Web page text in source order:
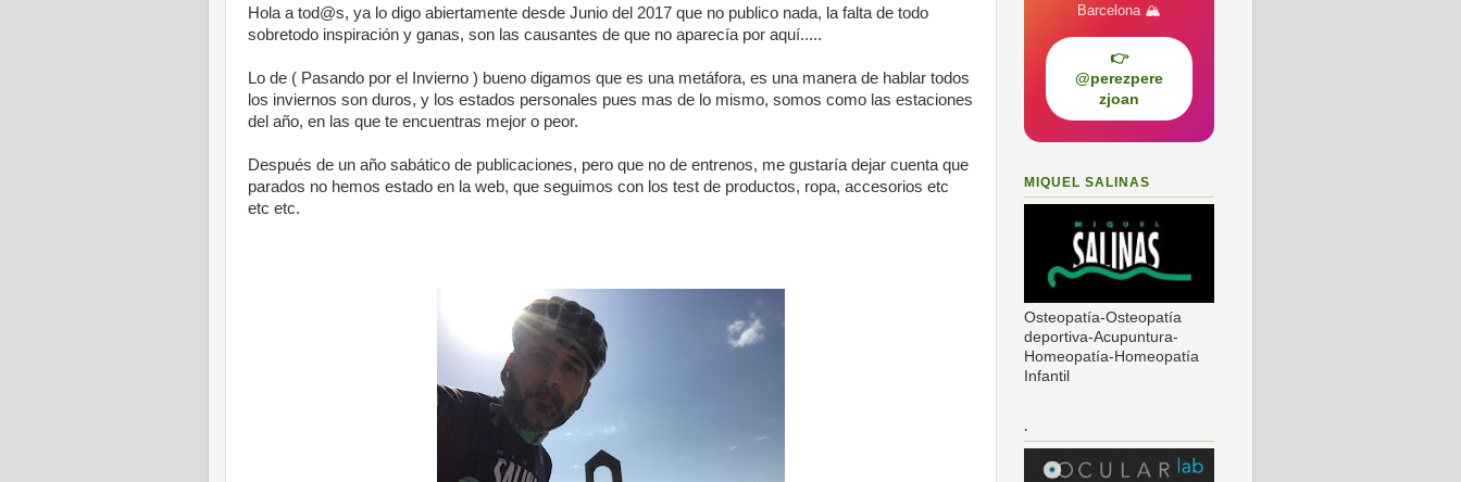
Hola a tod@s, ya lo digo abiertamente desde Junio del 2017 que no publico nada, la falta de todo
sobretodo inspiración y ganas, son las causantes de que no aparecía por aquí.....
Lo de ( Pasando por el Invierno ) bueno digamos que es una metáfora, es una manera de hablar todos
los inviernos son duros, y los estados personales pues mas de lo mismo, somos como las estaciones
del año, en las que te encuentras mejor o peor.
Después de un año sabático de publicaciones, pero que no de entrenos, me gustaría dejar cuenta que
parados no hemos estado en la web, que seguimos con los test de productos, ropa, accesorios etc
etc etc.
Barcelona 🏔️
👉
@perezpere
zjoan
MIQUEL SALINAS
Osteopatía-Osteopatía
deportiva-Acupuntura-
Homeopatía-Homeopatía
Infantil
.